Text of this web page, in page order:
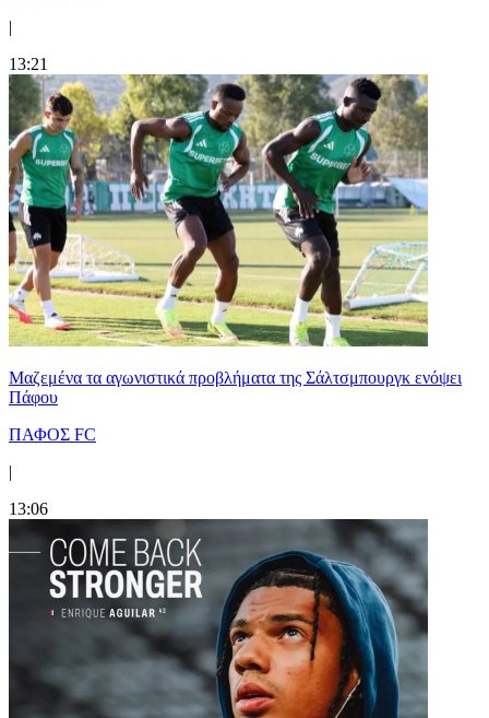
|
13:21
Μαζεμένα τα αγωνιστικά προβλήματα της Σάλτσμπουργκ ενόψει
Πάφου
ΠΑΦΟΣ FC
|
13:06